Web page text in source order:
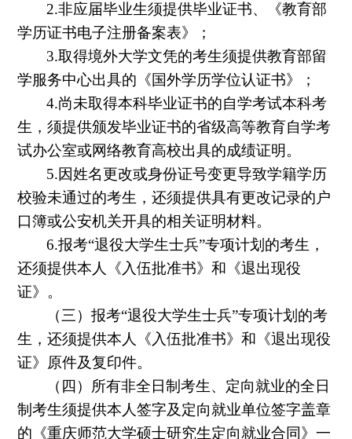
2.非应届毕业生须提供毕业证书、《教育部
学历证书电子注册备案表》；
3.取得境外大学文凭的考生须提供教育部留
学服务中心出具的《国外学历学位认证书》；
4.尚未取得本科毕业证书的自学考试本科考
生，须提供颁发毕业证书的省级高等教育自学考
试办公室或网络教育高校出具的成绩证明。
5.因姓名更改或身份证号变更导致学籍学历
校验未通过的考生，还须提供具有更改记录的户
口簿或公安机关开具的相关证明材料。
6.报考“退役大学生士兵”专项计划的考生，
还须提供本人《入伍批准书》和《退出现役
证》。
（三）报考“退役大学生士兵”专项计划的考
生，还须提供本人《入伍批准书》和《退出现役
证》原件及复印件。
（四）所有非全日制考生、定向就业的全日
制考生须提供本人签字及定向就业单位签字盖章
的《重庆师范大学硕士研究生定向就业合同》一